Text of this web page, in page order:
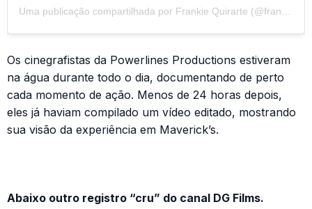
Os cinegrafistas da Powerlines Productions estiveram
na água durante todo o dia, documentando de perto
cada momento de ação. Menos de 24 horas depois,
eles já haviam compilado um vídeo editado, mostrando
sua visão da experiência em Maverick’s.
Abaixo outro registro “cru” do canal DG Films.